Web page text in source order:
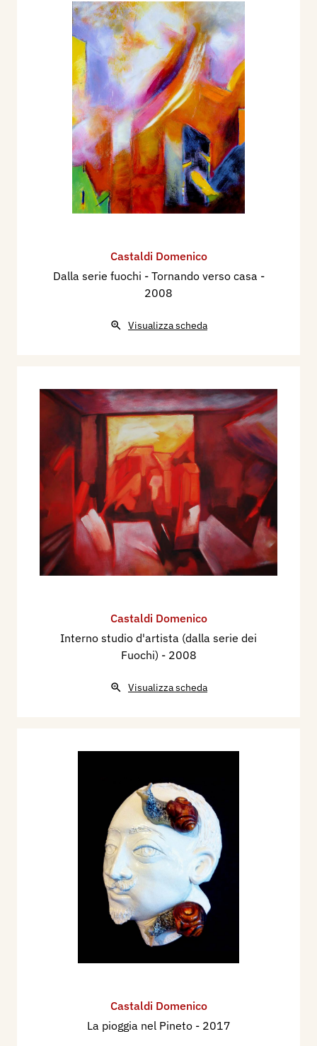
Castaldi Domenico
Dalla serie fuochi - Tornando verso casa -
2008
Visualizza scheda
Castaldi Domenico
Interno studio d'artista (dalla serie dei
Fuochi) - 2008
Visualizza scheda
Castaldi Domenico
La pioggia nel Pineto - 2017